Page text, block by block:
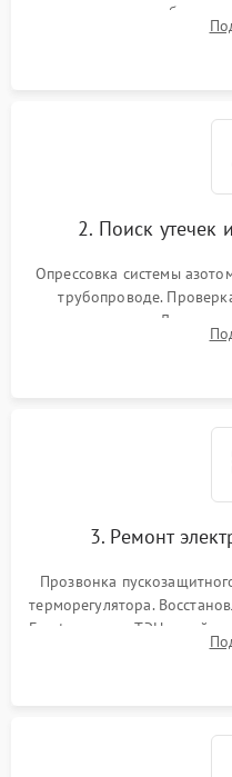
сопротивления обмоток
считывание кодов
2. Поиск утечек
Опрессовка системы
трубопроводе.
течеискателем.
продувка капиллярной
3. Ремонт
Прозвонка
терморегулятора.
Frost, включая ТЭН оттайки
платы